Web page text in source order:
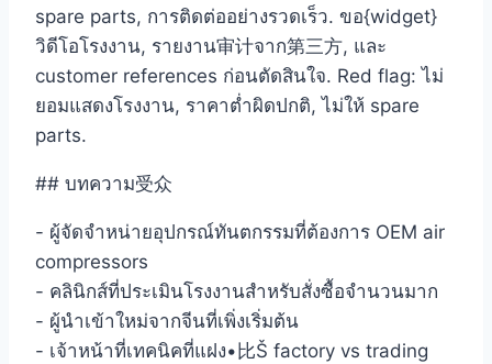
spare parts, การติดต่ออย่างรวดเร็ว. ขอ{widget}
วิดีโอโรงงาน, รายงาน审计จาก第三方, และ
customer references ก่อนตัดสินใจ. Red flag: ไม่
ยอมแสดงโรงงาน, ราคาต่ำผิดปกติ, ไม่ให้ spare
parts.
## บทความ受众
- ผู้จัดจำหน่ายอุปกรณ์ทันตกรรมที่ต้องการ OEM air
compressors
- คลินิกส์ที่ประเมินโรงงานสำหรับสั่งซื้อจำนวนมาก
- ผู้นำเข้าใหม่จากจีนที่เพิ่งเริ่มต้น
- เจ้าหน้าที่เทคนิคที่แฝง•比Š factory vs trading